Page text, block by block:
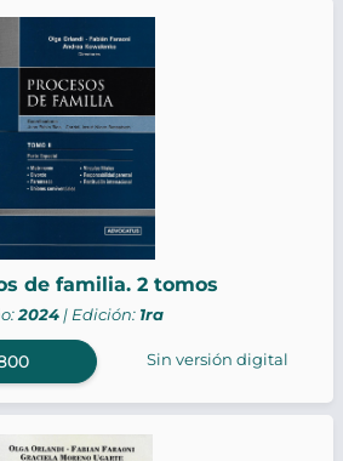
de familia. 2 tomos
2024 | Edición: 1ra
Sin versión digital